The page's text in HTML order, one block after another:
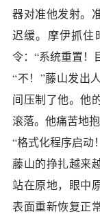
器对准他发射。
迟缓。摩伊抓住
令：“系统重置！
“不！”藤山发出
间压制了他。他
滚落。他痛苦地
“格式化程序启动
藤山的挣扎越来
站在原地，眼中
表面重新恢复正